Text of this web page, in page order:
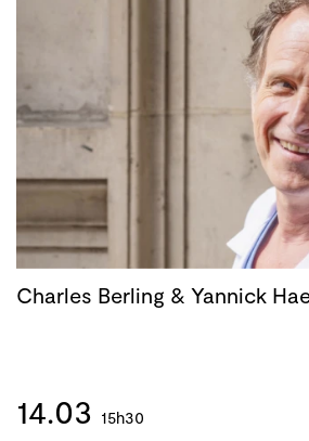
Charles Berling & Yannick
14.03 15h30